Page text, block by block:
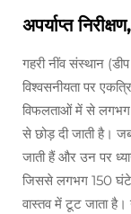
अपर्याप्त
गहरी नींव संस्थान
विश्वसनीयता पर
विफलताओं में से लगभग
से छोड़ दी जाती है।
जाती हैं और उन पर
जिससे लगभग 150
वास्तव में टूट जाता है।